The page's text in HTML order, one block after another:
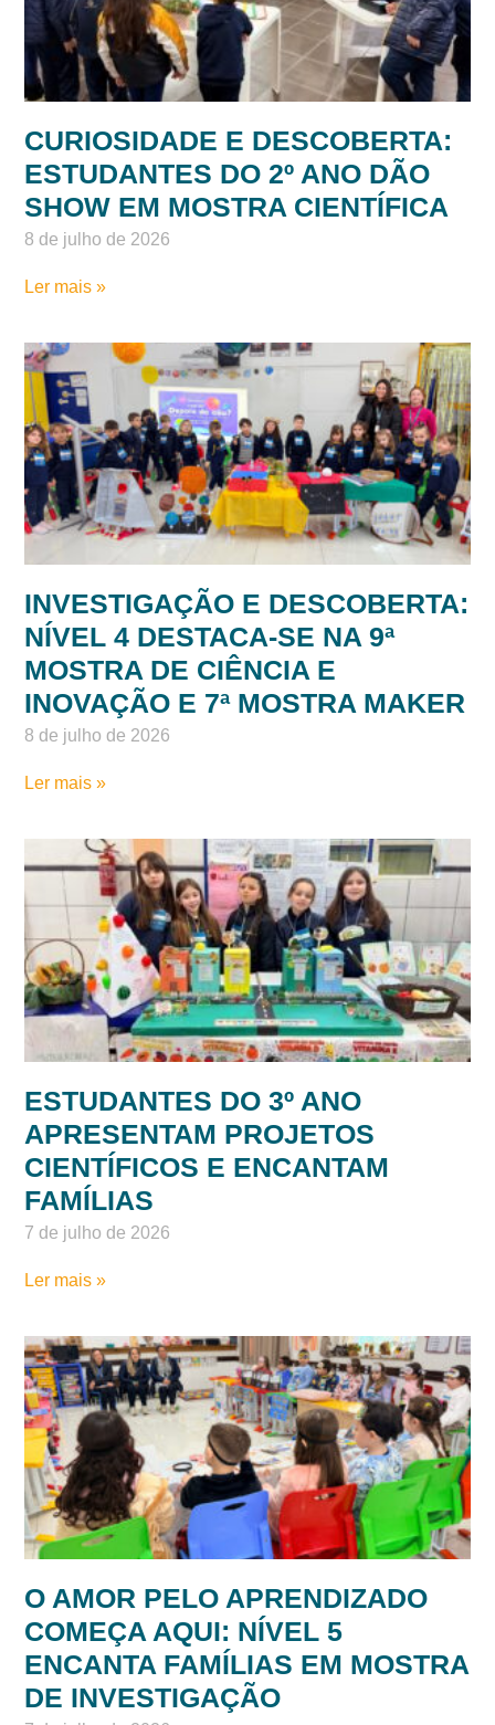
Ler mais »
CURIOSIDADE E DESCOBERTA:
ESTUDANTES DO 2º ANO DÃO
SHOW EM MOSTRA CIENTÍFICA
8 de julho de 2026
Ler mais »
NÍVEL 4 DESTACA-SE NA 9ª
MOSTRA DE CIÊNCIA E
INOVAÇÃO E 7ª MOSTRA MAKER
8 de julho de 2026
Ler mais »
APRESENTAM PROJETOS
CIENTÍFICOS E ENCANTAM
FAMÍLIAS
7 de julho de 2026
Ler mais »